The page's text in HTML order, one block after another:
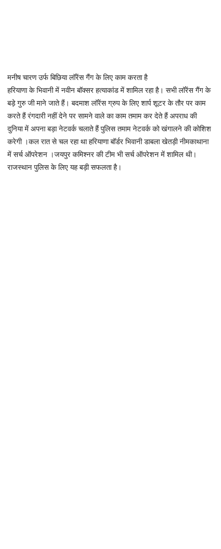
मनीष चारण उर्फ बिछिया लॉरेंस गैंग के लिए काम करता है
हरियाणा के भिवानी में नवीन बॉक्सर हत्याकांड में शामिल रहा है। सभी लॉरेंस गैंग के
बड़े गुरु जी माने जाते हैं। बदमाश लॉरेंस ग्रुप के लिए शार्प शूटर के तौर पर काम
करते हैं रंगदारी नहीं देने पर सामने वाले का काम तमाम कर देते हैं अपराध की
दुनिया में अपना बड़ा नेटवर्क चलाते हैं पुलिस तमाम नेटवर्क को खंगालने की कोशिश
करेगी ।कल रात से चल रहा था हरियाणा बॉर्डर भिवानी डाबला खेतड़ी नीमकाथाना
में सर्च ऑपरेशन ।जयपुर कमिश्नर की टीम भी सर्च ऑपरेशन में शामिल थी।
राजस्थान पुलिस के लिए यह बड़ी सफलता है।